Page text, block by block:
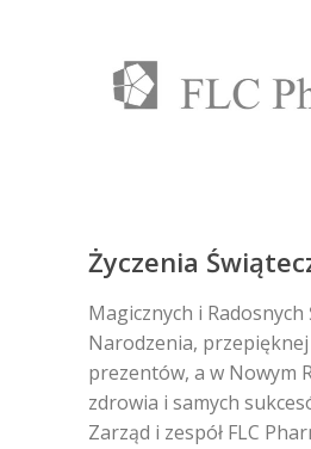
Życzenia
Magicznych i
Narodzenia,
prezentów, a w Nowym
zdrowia i samych
Zarząd i zespół FLC